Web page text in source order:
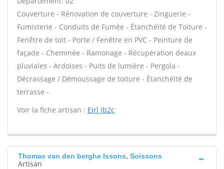
Couverture - Rénovation de couverture - Zinguerie -
Fumisterie - Conduits de Fumée - Étanchéité de Toiture -
Fenêtre de toit - Porte / Fenêtre en PVC - Peinture de
façade - Cheminée - Ramonage - Récupération deaux
pluviales - Ardoises - Puits de lumière - Pergola -
Décrassage / Démoussage de toiture - Étanchéité de
terrasse -
Voir la fiche artisan : Eirl jb2c
Thomas van den berghe Issons, Soissons
Artisan